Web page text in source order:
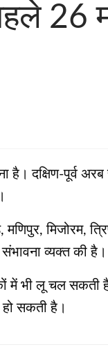
पहले
दक्षिण-पूर्व अरब
मिजोरम,
व्‍यक्‍त की है।
में भी लू चल सकती
हो सकती है।